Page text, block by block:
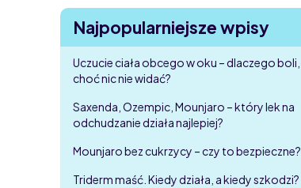
Najpopularniejsze wpisy
Uczucie ciała obcego w oku – dlaczego boli,
choć nic nie widać?
Saxenda, Ozempic, Mounjaro – który lek na
odchudzanie działa najlepiej?
Mounjaro bez cukrzycy – czy to bezpieczne?
Triderm maść. Kiedy działa, a kiedy szkodzi?